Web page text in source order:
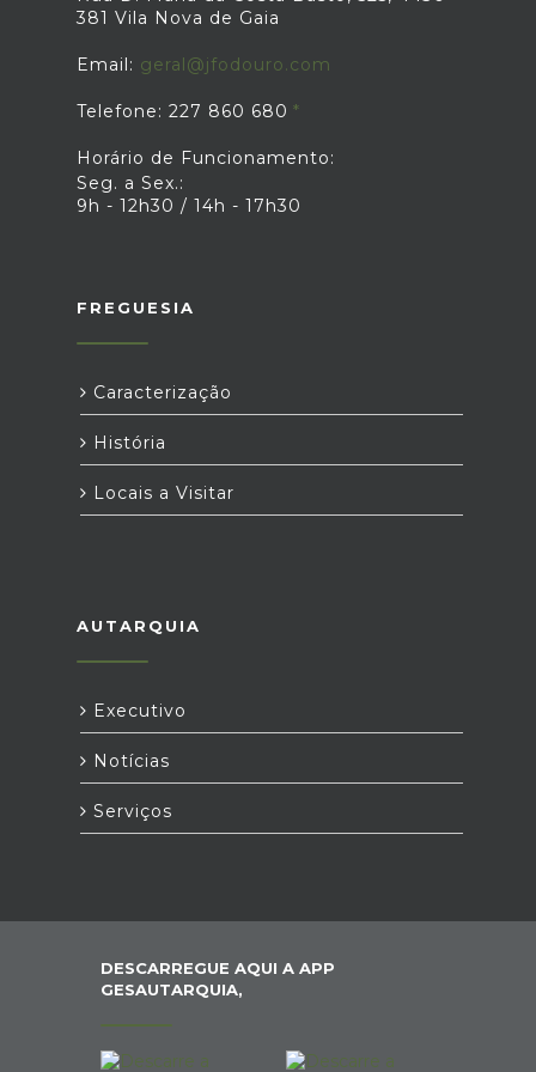
381 Vila Nova de Gaia
Email: geral@jfodouro.com
Telefone: 227 860 680
Horário de Funcionamento:
Seg. a Sex.:
9h - 12h30 / 14h - 17h30
FREGUESIA
Caracterização
História
Locais a Visitar
AUTARQUIA
Executivo
Notícias
Serviços
DESCARREGUE AQUI A APP
GESAUTARQUIA,